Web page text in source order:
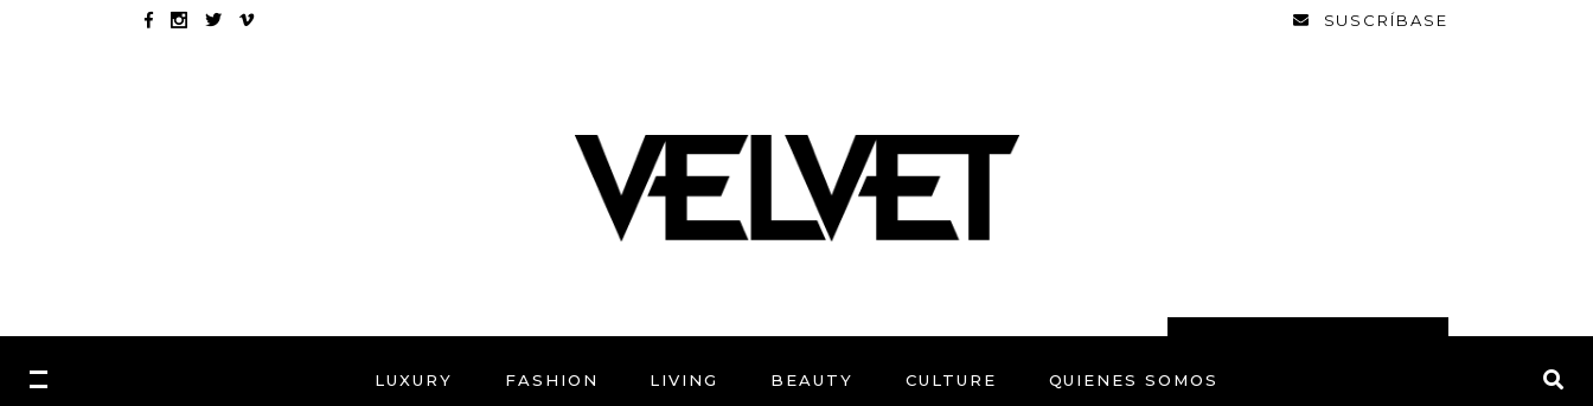
SUSCRÍBASE
LUXURY FASHION LIVING BEAUTY CULTURE QUIENES SOMOS